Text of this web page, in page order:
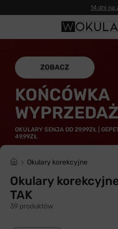
14 dni na
ZOBACZ
KOŃCÓWKA
OKULARY SENJA OD 29,99ZŁ |
49,99ZŁ
Okulary korekcyjne
Okulary
TAK
39 produktów